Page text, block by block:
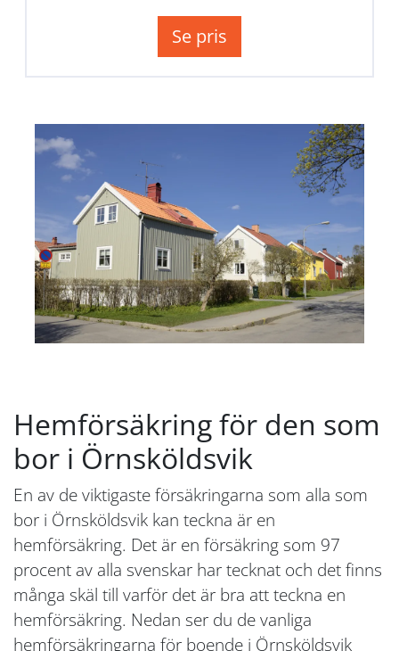
Se pris
Hemförsäkring för den som
bor i Örnsköldsvik
En av de viktigaste försäkringarna som alla som
bor i Örnsköldsvik kan teckna är en
hemförsäkring. Det är en försäkring som 97
procent av alla svenskar har tecknat och det finns
många skäl till varför det är bra att teckna en
hemförsäkring. Nedan ser du de vanliga
hemförsäkringarna för boende i Örnsköldsvik